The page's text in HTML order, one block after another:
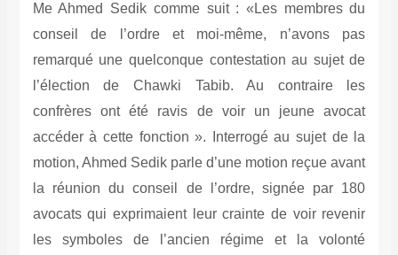
Me Ahmed Sedik comme suit : «Les membres du
conseil de l’ordre et moi-même, n’avons pas
remarqué une quelconque contestation au sujet de
l’élection de Chawki Tabib. Au contraire les
confrères ont été ravis de voir un jeune avocat
accéder à cette fonction ».
Interrogé au sujet de la
motion, Ahmed Sedik parle d’une motion reçue avant
la réunion du conseil de l’ordre, signée par 180
avocats qui exprimaient leur crainte de voir revenir
les symboles de l’ancien régime et la volonté